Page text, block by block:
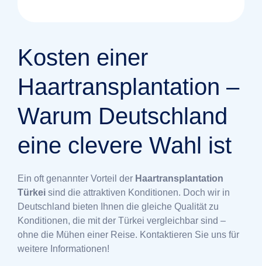
Kosten einer
Haartransplantation –
Warum Deutschland
eine clevere Wahl ist
Ein oft genannter Vorteil der Haartransplantation
Türkei sind die attraktiven Konditionen. Doch wir in
Deutschland bieten Ihnen die gleiche Qualität zu
Konditionen, die mit der Türkei vergleichbar sind –
ohne die Mühen einer Reise. Kontaktieren Sie uns für
weitere Informationen!